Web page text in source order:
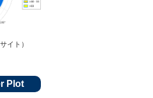
イト）
Plot